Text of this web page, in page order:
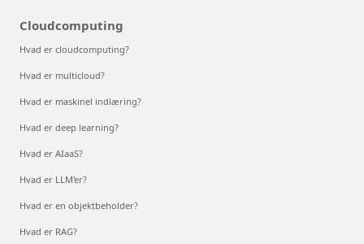
Cloudcomputing
Hvad er cloudcomputing?
Hvad er multicloud?
Hvad er maskinel indlæring?
Hvad er deep learning?
Hvad er AIaaS?
Hvad er LLM'er?
Hvad er en objektbeholder?
Hvad er RAG?